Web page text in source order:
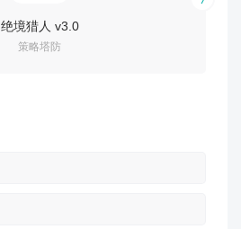
绝境猎人 v3.0
策略塔防